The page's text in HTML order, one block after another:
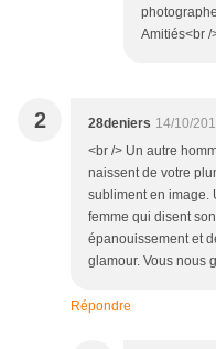
Amitiés<br /
2 28deniers 14/10/
<br /> Un autre
naissent de votre
subliment en image.
femme qui disent
épanouissement et
glamour. Vous nous
Répondre